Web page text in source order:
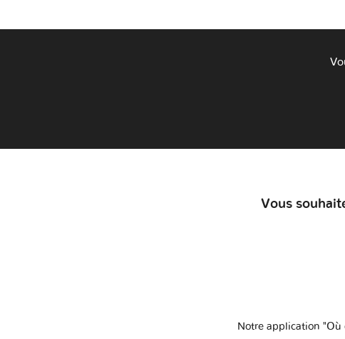
Vous
Notre application